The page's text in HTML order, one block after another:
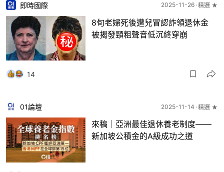
即時國際 2025-11-26 精選 ★
8旬老婦死後遭兒冒認詐領退休金
被揭發頸粗聲音低沉終穿崩
14
01論壇 2025-11-14 精選 ★
來稿｜亞洲最佳退休養老制度——
新加坡公積金的A級成功之道